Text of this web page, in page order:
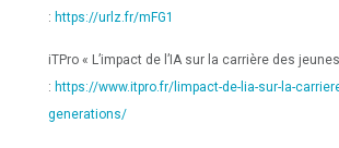
: https://urlz.fr/mFG1
iTPro « L’impact de l’IA sur la carrière des
: https://www.itpro.fr/limpact-de-lia-sur-la-
generations/